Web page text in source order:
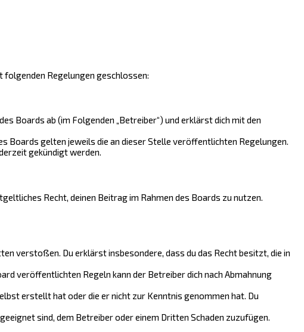
Regelungen geschlossen:
Boards ab (im Folgenden „Betreiber“) und erklärst dich mit den
Boards gelten jeweils die an dieser Stelle veröffentlichten Regelungen.
gekündigt werden.
Recht, deinen Beitrag im Rahmen des Boards zu nutzen.
verstoßen. Du erklärst insbesondere, dass du das Recht besitzt, die in
veröffentlichten Regeln kann der Betreiber dich nach Abmahnung
erstellt hat oder die er nicht zur Kenntnis genommen hat. Du
sind, dem Betreiber oder einem Dritten Schaden zuzufügen.